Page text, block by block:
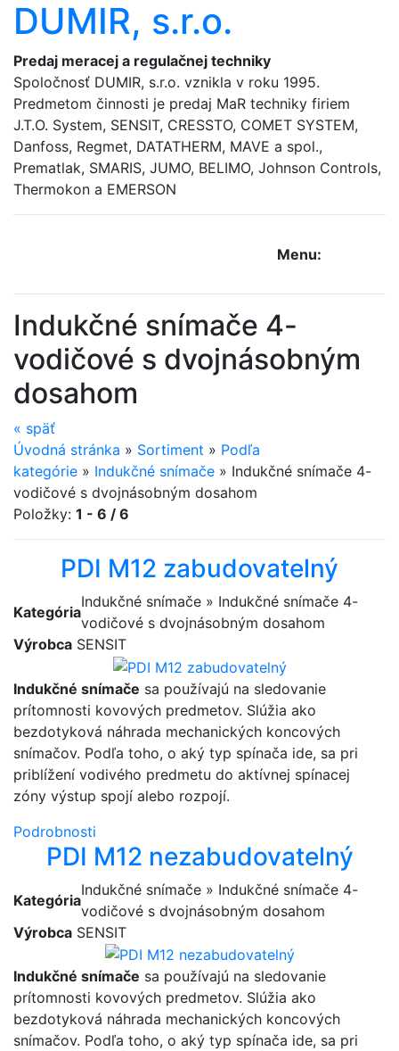
DUMIR, s.r.o.
Predaj meracej a regulačnej techniky
Spoločnosť DUMIR, s.r.o. vznikla v roku 1995.
Predmetom činnosti je predaj MaR techniky firiem
J.T.O. System, SENSIT, CRESSTO, COMET SYSTEM,
Danfoss, Regmet, DATATHERM, MAVE a spol.,
Prematlak, SMARIS, JUMO, BELIMO, Johnson Controls,
Thermokon a EMERSON
Menu:
Indukčné snímače 4-
vodičové s dvojnásobným
dosahom
« späť
Úvodná stránka » Sortiment » Podľa
kategórie » Indukčné snímače » Indukčné snímače 4-
vodičové s dvojnásobným dosahom
Položky: 1 - 6 / 6
PDI M12 zabudovatelný
Kategória
Indukčné snímače » Indukčné snímače 4-
vodičové s dvojnásobným dosahom
Výrobca SENSIT
Indukčné snímače sa používajú na sledovanie
prítomnosti kovových predmetov. Slúžia ako
bezdotyková náhrada mechanických koncových
snímačov. Podľa toho, o aký typ spínača ide, sa pri
priblížení vodivého predmetu do aktívnej spínacej
zóny výstup spojí alebo rozpojí.
Podrobnosti
PDI M12 nezabudovatelný
Kategória
Indukčné snímače » Indukčné snímače 4-
vodičové s dvojnásobným dosahom
Výrobca SENSIT
Indukčné snímače sa používajú na sledovanie
prítomnosti kovových predmetov. Slúžia ako
bezdotyková náhrada mechanických koncových
snímačov. Podľa toho, o aký typ spínača ide, sa pri